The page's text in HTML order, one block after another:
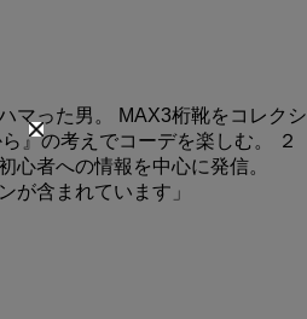
マった男。 MAX3桁靴をコレクシ
』の考えでコーデを楽しむ。 ２
心者への情報を中心に発信。
が含まれています」